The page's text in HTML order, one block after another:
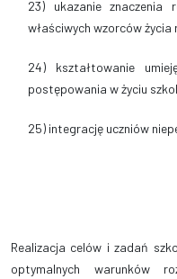
23) ukazanie znaczenia
właściwych wzorców życia
24) kształtowanie
postępowania w życiu
25) integrację uczniów
Realizacja celów i zadań
optymalnych warunków